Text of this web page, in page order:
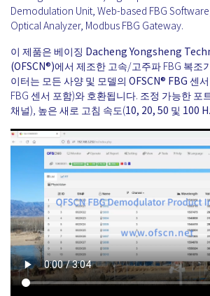
Demodulation Unit, Web-based FBG
Optical Analyzer, Modbus FBG Gateway.
이 제품은 베이징 Dacheng Yongsheng
(OFSCN®)에서 제조한 고속/고주파 FBG 복조
이터는 모든 사양 및 모델의 OFSCN® FBG 센서
FBG 센서 포함)와 호환됩니다. 조정 가능한 포
채널), 높은 새로 고침 속도(10, 20, 50 및 100